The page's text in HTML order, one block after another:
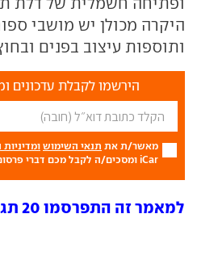
היקרה מכולן יש מושבי
ותוספות עיצוב בפנים
הירשמו לקבלת עדכונים
מאשר/ת את תנאי השימוש
iCar ומסכים/ה לקבל מכם דברי פרסום.
למאמר זה התפרסמו 20 תגובות